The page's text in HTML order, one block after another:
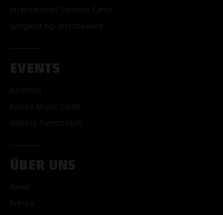
International Summer Camp
Songwriting-Wettbewerb
EVENTS
Kalender
Future Music Camp
HipHop Symposium
ÜBER UNS
News
Presse